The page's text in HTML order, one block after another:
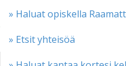
» Haluat opiskella
» Etsit yhteisöä